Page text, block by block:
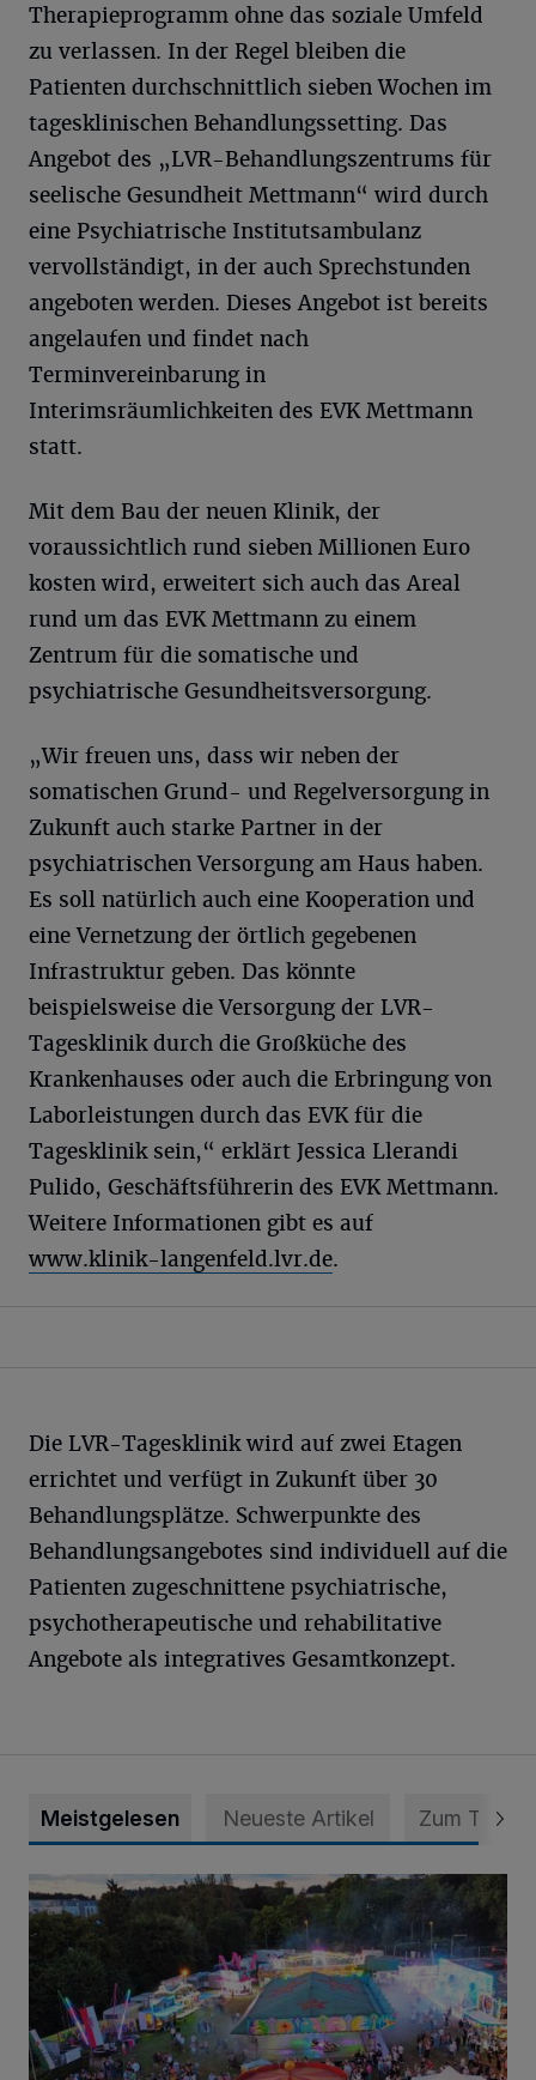
Therapieprogramm ohne das soziale Umfeld
zu verlassen. In der Regel bleiben die
Patienten durchschnittlich sieben Wochen im
tagesklinischen Behandlungssetting. Das
Angebot des „LVR-Behandlungszentrums für
seelische Gesundheit Mettmann“ wird durch
eine Psychiatrische Institutsambulanz
vervollständigt, in der auch Sprechstunden
angeboten werden. Dieses Angebot ist bereits
angelaufen und findet nach
Terminvereinbarung in
Interimsräumlichkeiten des EVK Mettmann
statt.
Mit dem Bau der neuen Klinik, der
voraussichtlich rund sieben Millionen Euro
kosten wird, erweitert sich auch das Areal
rund um das EVK Mettmann zu einem
Zentrum für die somatische und
psychiatrische Gesundheitsversorgung.
„Wir freuen uns, dass wir neben der
somatischen Grund- und Regelversorgung in
Zukunft auch starke Partner in der
psychiatrischen Versorgung am Haus haben.
Es soll natürlich auch eine Kooperation und
eine Vernetzung der örtlich gegebenen
Infrastruktur geben. Das könnte
beispielsweise die Versorgung der LVR-
Tagesklinik durch die Großküche des
Krankenhauses oder auch die Erbringung von
Laborleistungen durch das EVK für die
Tagesklinik sein,“ erklärt Jessica Llerandi
Pulido, Geschäftsführerin des EVK Mettmann.
Weitere Informationen gibt es auf
www.klinik-langenfeld.lvr.de.
Die LVR-Tagesklinik wird auf zwei Etagen
errichtet und verfügt in Zukunft über 30
Behandlungsplätze. Schwerpunkte des
Behandlungsangebotes sind individuell auf die
Patienten zugeschnittene psychiatrische,
psychotherapeutische und rehabilitative
Angebote als integratives Gesamtkonzept.
Meistgelesen Neueste Artikel Zum Thema
Vier Tage mit vollem Programm